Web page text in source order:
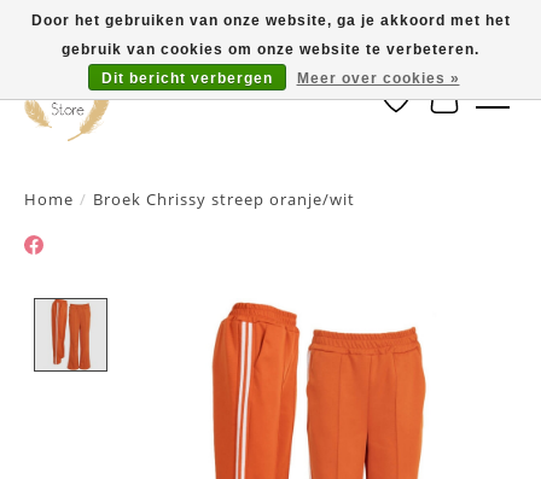
Verlanglijst
Home / Broek Chrissy streep oranje/wit
Product image slideshow Items
Door het gebruiken van onze website, ga je akkoord met het
gebruik van cookies om onze website te verbeteren.
Dit bericht verbergen
Meer over cookies »